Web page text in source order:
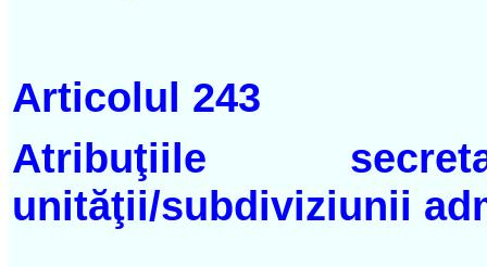
Articolul 243
Atribuţiile
unităţii/subdiviziunii